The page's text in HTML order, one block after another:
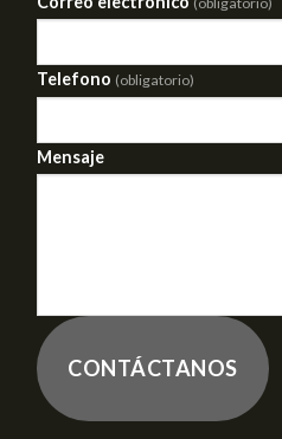
Telefono (obligatorio)
Mensaje
CONTÁCTANOS